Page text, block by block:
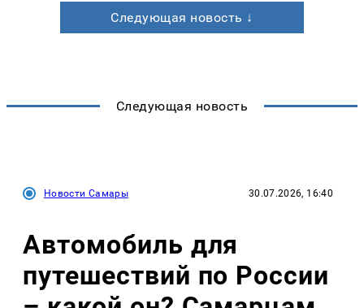
Следующая новость ↓
Следующая новость
Новости Самары 30.07.2026, 16:40
Автомобиль для
путешествий по России